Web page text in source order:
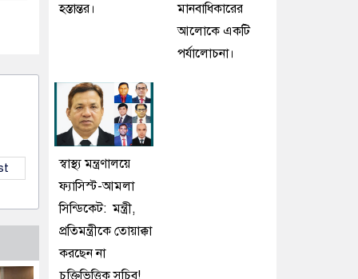
হস্তান্তর।
মানবাধিকারের
আলোকে একটি
পর্যালোচনা।
স্বাস্থ্য মন্ত্রণালয়ে
ফ্যাসিস্ট-আমলা
সিন্ডিকেট: মন্ত্রী,
প্রতিমন্ত্রীকে তোয়াক্কা
করছেন না